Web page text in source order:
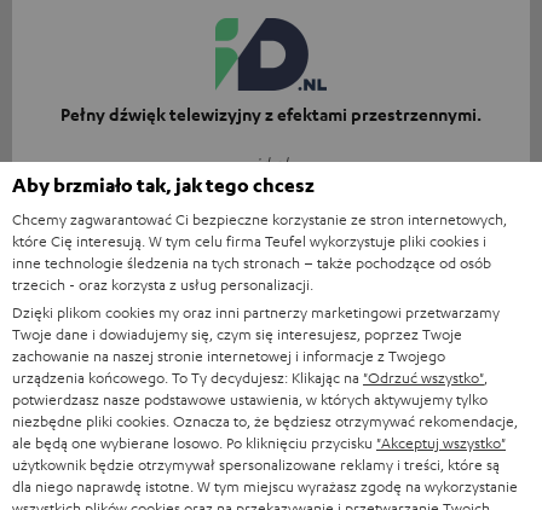
Pełny dźwięk telewizyjny z efektami przestrzennymi.
id.nl
07.02.2026
Więcej
Kiedy już przyzwyczaisz się do potężnego dźwięku Teufel
22, nie będziesz chciał oglądać telewizji bez soundbara.
totaaltv.nl
Aby brzmiało tak, jak tego chcesz
Chcemy zagwarantować Ci bezpieczne korzystanie ze stron internetowych,
które Cię interesują. W tym celu firma Teufel wykorzystuje pliki cookies i
inne technologie śledzenia na tych stronach – także pochodzące od osób
trzecich - oraz korzysta z usług personalizacji.
Dzięki plikom cookies my oraz inni partnerzy marketingowi przetwarzamy
Twoje dane i dowiadujemy się, czym się interesujesz, poprzez Twoje
zachowanie na naszej stronie internetowej i informacje z Twojego
urządzenia końcowego. To Ty decydujesz: Klikając na "Odrzuć wszystko"
potwierdzasz nasze podstawowe ustawienia, w których aktywujemy tylko
niezbędne pliki cookies. Oznacza to, że będziesz otrzymywać rekomendacje,
ale będą one wybierane losowo. Po kliknięciu przycisku "Akceptuj wszystko"
użytkownik będzie otrzymywał spersonalizowane reklamy i treści, które są
dla niego naprawdę istotne. W tym miejscu wyrażasz zgodę na wykorzystanie